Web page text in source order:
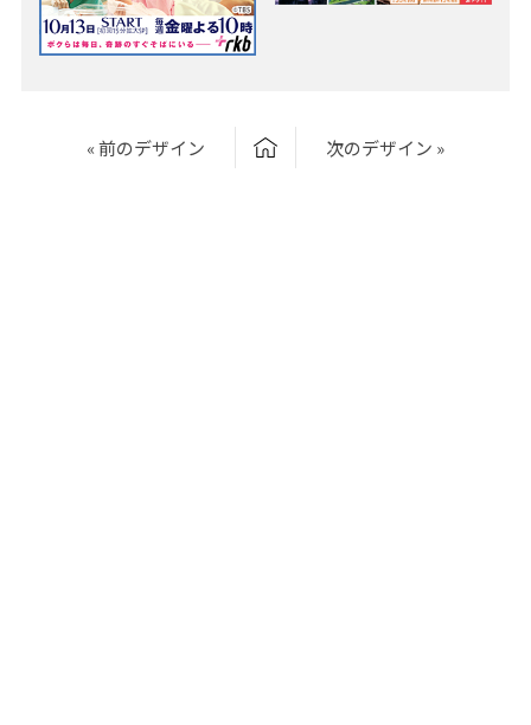
« 前のデザイン 次のデザイン »